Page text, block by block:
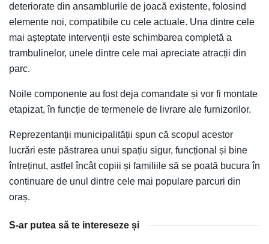
deteriorate din ansamblurile de joacă existente, folosind
elemente noi, compatibile cu cele actuale. Una dintre cele
mai așteptate intervenții este schimbarea completă a
trambulinelor, unele dintre cele mai apreciate atracții din
parc.
Noile componente au fost deja comandate și vor fi montate
etapizat, în funcție de termenele de livrare ale furnizorilor.
Reprezentanții municipalității spun că scopul acestor
lucrări este păstrarea unui spațiu sigur, funcțional și bine
întreținut, astfel încât copiii și familiile să se poată bucura în
continuare de unul dintre cele mai populare parcuri din
oraș.
S-ar putea să te intereseze și